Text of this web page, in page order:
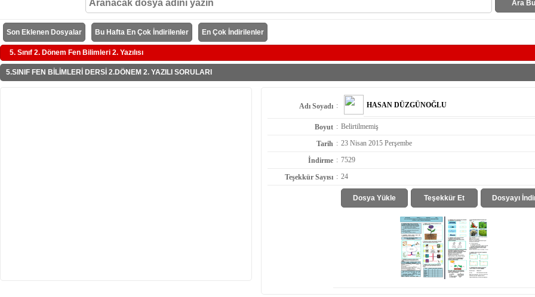
Ara
Son Eklenen Dosyalar Bu Hafta En Çok İndirilenler En Çok İndirilenler
5. Sınıf 2. Dönem Fen Bilimleri 2. Yazılısı
5.SINIF FEN BİLİMLERİ DERSİ 2.DÖNEM 2. YAZILI SORULARI
Adı Soyadı : HASAN DÜZGÜNOĞLU
Boyut : Belirtilmemiş
Tarih : 23 Nisan 2015 Perşembe
İndirme : 7529
Teşekkür Sayısı : 24
Dosya Yükle Teşekkür Et Dosyayı